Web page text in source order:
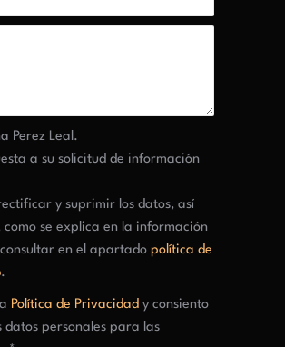
Perez Leal.
a su solicitud de información
y suprimir los datos, así
como se explica en la información
en el apartadopolítica de
.
Política de Privacidad y consiento
personales para las